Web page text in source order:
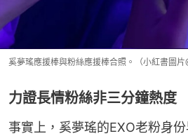
奚夢瑤應援棒與粉絲應援棒合照。（小紅書圖片
力證長情粉絲非三分鐘熱度
事實上，奚夢瑤的EXO老粉身